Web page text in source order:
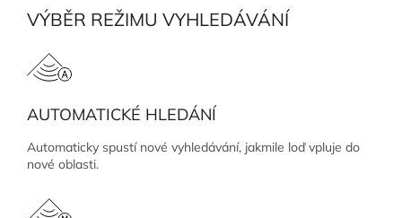
VÝBĚR REŽIMU VYHLEDÁVÁNÍ
AUTOMATICKÉ HLEDÁNÍ
Automaticky spustí nové vyhledávání, jakmile loď vpluje do
nové oblasti.